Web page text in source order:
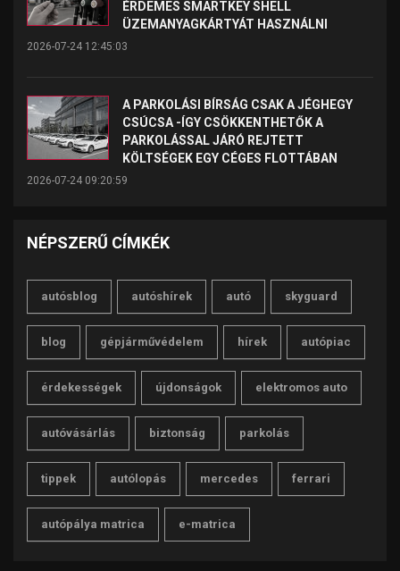
ÉRDEMES SMARTKEY SHELL
ÜZEMANYAGKÁRTYÁT HASZNÁLNI
2026-07-24 12:45:03
A PARKOLÁSI BÍRSÁG CSAK A JÉGHEGY
CSÚCSA -ÍGY CSÖKKENTHETŐK A
PARKOLÁSSAL JÁRÓ REJTETT
KÖLTSÉGEK EGY CÉGES FLOTTÁBAN
2026-07-24 09:20:59
NÉPSZERŰ CÍMKÉK
autósblog autóshírek autó skyguard
blog gépjárművédelem hírek autópiac
érdekességek újdonságok elektromos auto
autóvásárlás biztonság parkolás
tippek autólopás mercedes ferrari
autópálya matrica e-matrica